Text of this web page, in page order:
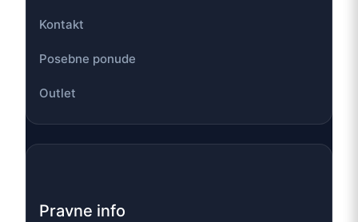
Kontakt
Posebne ponude
Outlet
Pravne info